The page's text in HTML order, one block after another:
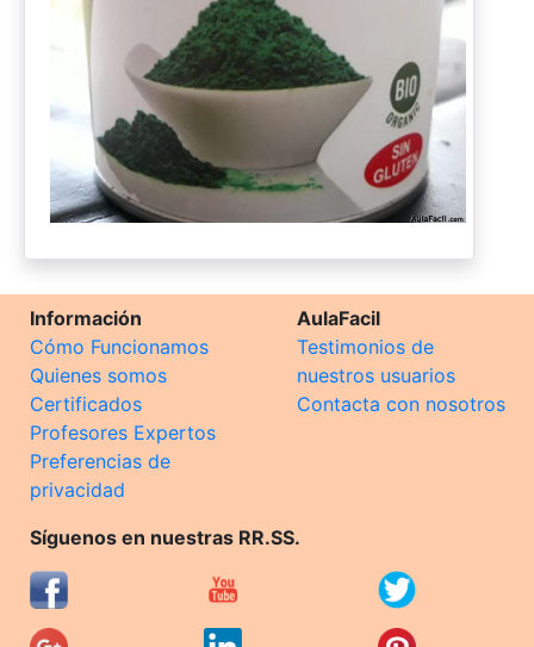
Información
Cómo Funcionamos
Quienes somos
Certificados
Profesores Expertos
Preferencias de
privacidad
AulaFacil
Testimonios de
nuestros usuarios
Contacta con nosotros
Síguenos en nuestras RR.SS.